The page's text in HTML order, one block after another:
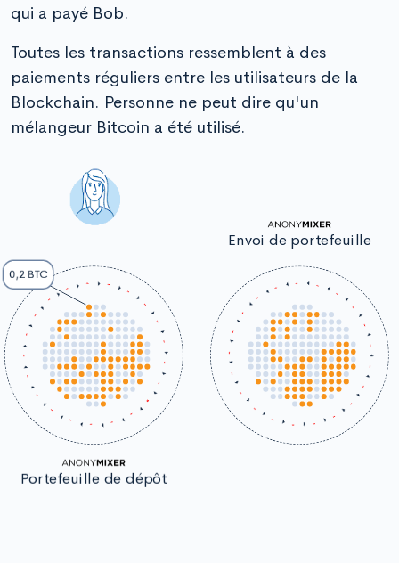
qui a payé Bob.
Toutes les transactions ressemblent à des
paiements réguliers entre les utilisateurs de la
Blockchain. Personne ne peut dire qu'un
mélangeur Bitcoin a été utilisé.
Portefeuille de dépôt
0,2 BTC
Envoi de portefeuille